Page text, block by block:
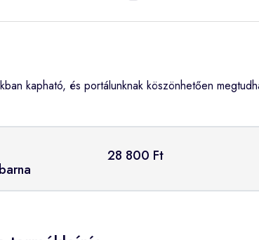
kapható, és portálunknak köszönhetően
28 800 Ft